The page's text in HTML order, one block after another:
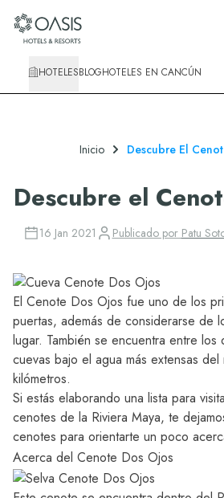
Oasis Hotels & Resorts
HOTELESBLOGHOTELES EN CANCÚN
Inicio Descubre El
Descubre el
16 Jan 2021 Publicado por Patu
El Cenote Dos Ojos fue uno de los
puertas, además de considerarse de
lugar. También se encuentra entre los
cuevas bajo el agua más extensas
kilómetros.
Si estás elaborando una lista para
cenotes de la Riviera Maya, te
cenotes para orientarte un poco
Acerca del Cenote Dos Ojos